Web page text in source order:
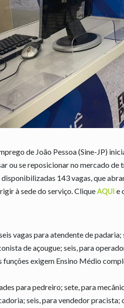
de João Pessoa (Sine-JP)
ou se reposicionar no mercado
143 vagas, que
à sede do serviço. CliqueAQUI e
vagas para atendente de
de açougue; seis, para
funções exigem Ensino Médio
para pedreiro; sete, para
seis, para vendedor